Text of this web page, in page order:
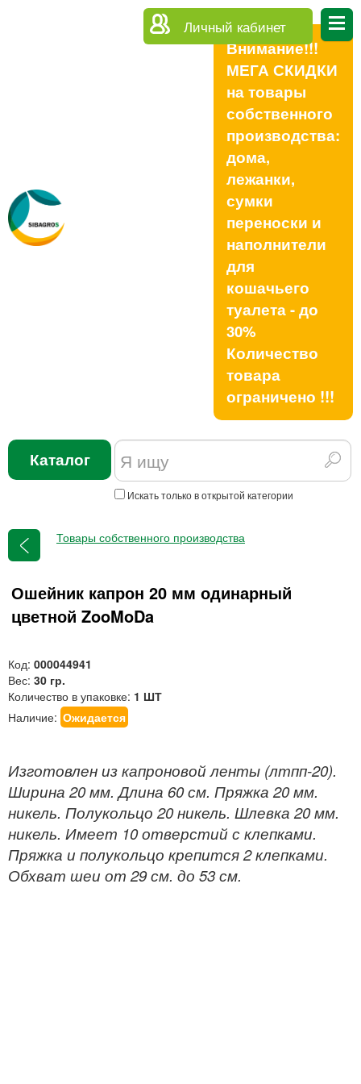
Личный кабинет
Внимание!!!
МЕГА СКИДКИ
на товары
собственного
производства:
дома,
лежанки,
сумки
переноски и
наполнители
для
кошачьего
туалета - до
30%
Количество
товара
ограничено !!!
Каталог
Искать только в открытой категории
Товары собственного производства
Ошейник капрон 20 мм одинарный
цветной ZooMoDa
Код: 000044941
Вес: 30 гр.
Количество в упаковке: 1 ШТ
Наличие: Ожидается
Изготовлен из капроновой ленты (лтпп-20).
Ширина 20 мм. Длина 60 см. Пряжка 20 мм.
никель. Полукольцо 20 никель. Шлевка 20 мм.
никель. Имеет 10 отверстий с клепками.
Пряжка и полукольцо крепится 2 клепками.
Обхват шеи от 29 см. до 53 см.